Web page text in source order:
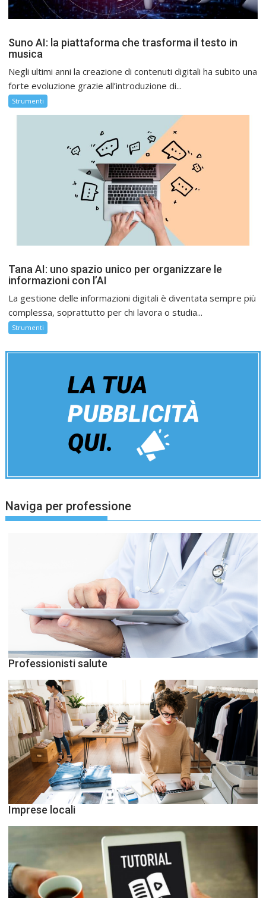
Suno AI: la piattaforma che trasforma il testo in
musica
Negli ultimi anni la creazione di contenuti digitali ha subito una
forte evoluzione grazie all’introduzione di...
Strumenti
Tana AI: uno spazio unico per organizzare le
informazioni con l’AI
La gestione delle informazioni digitali è diventata sempre più
complessa, soprattutto per chi lavora o studia...
Strumenti
Naviga per professione
Professionisti salute
Imprese locali